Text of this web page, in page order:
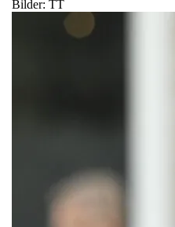
Bilder: TT